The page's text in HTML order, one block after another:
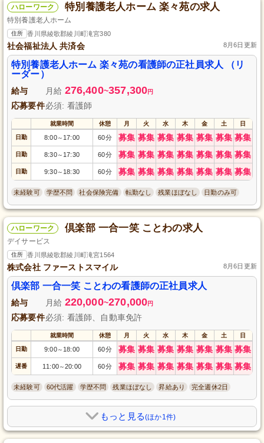
ハローワーク 特別養護老人ホーム 楽々苑の求人
特別養護老人ホーム
住所 香川県綾歌郡綾川町滝宮380
社会福祉法人 共済会 8月6日更新
特別養護老人ホーム 楽々苑の看護師の正社員求人 （リ
ーダー）
給与 月給 276,400~357,300円
応募要件必須: 看護師
就業時間 休憩 月 火 水 木 金 土 日
日勤 8:00～ 17:00 60分 募集 募集 募集 募集 募集 募集 募集
日勤 8:30～ 17:30 60分 募集 募集 募集 募集 募集 募集 募集
日勤 9:30～ 18:30 60分 募集 募集 募集 募集 募集 募集 募集
未経験可 学歴不問 社会保険完備 転勤なし 残業ほぼなし 日勤のみ可
ハローワーク 倶楽部 一合一笑 ことわの求人
デイサービス
住所 香川県綾歌郡綾川町滝宮1564
株式会社 ファーストスマイル 8月6日更新
倶楽部 一合一笑 ことわの看護師の正社員求人
給与 月給 220,000~270,000円
応募要件必須: 看護師、自動車免許
就業時間 休憩 月 火 水 木 金 土 日
日勤 9:00～ 18:00 60分 募集 募集 募集 募集 募集 募集 募集
遅番 11:00～20:00 60分 募集 募集 募集 募集 募集 募集 募集
未経験可 60代活躍 学歴不問 残業ほぼなし 昇給あり 完全週休2日
もっと見る(ほか1件)